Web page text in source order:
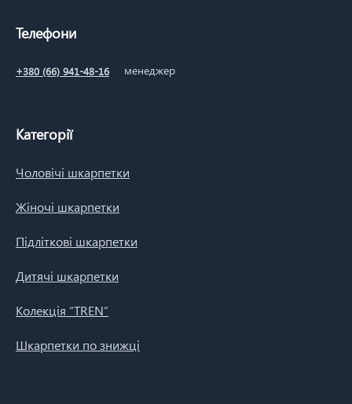
Телефони
+380 (66) 941-48-16 менеджер
Категорії
Чоловічі шкарпетки
Жіночі шкарпетки
Підліткові шкарпетки
Дитячі шкарпетки
Колекція “TREN”
Шкарпетки по знижці